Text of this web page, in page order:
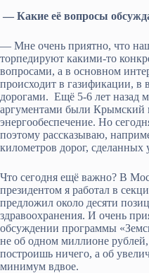
— Какие её вопросы
— Мне очень приятно, что
торпедируют какими-то
вопросами, а в основном
происходит в газификации, в
дорогами. Ещё 5-6 лет назад
аргументами были Крымский
энергообеспечение. Но
поэтому рассказываю,
километров дорог, сделанных
Что сегодня ещё важно? В
президентом я работал в
предложил около десяти
здравоохранения. И очень
обсуждении программы
не об одном миллионе
построишь ничего, а об
минимум вдвое.